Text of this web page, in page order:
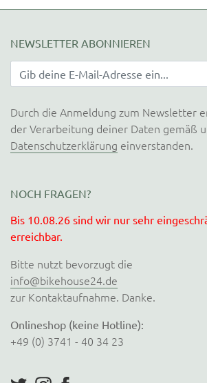
NEWSLETTER ABONNIEREN
Durch die Anmeldung zum Newsletter
der Verarbeitung deiner Daten gemäß
Datenschutzerklärung einverstanden.
NOCH FRAGEN?
Bis 10.08.26 sind wir nur sehr
erreichbar.
Bitte nutzt bevorzugt die
info@bikehouse24.de
zur Kontaktaufnahme. Danke.
Onlineshop (keine Hotline):
+49 (0) 3741 - 40 34 23